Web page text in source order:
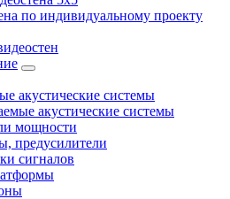
по индивидуальному проекту
акустические системы
акустические системы
мощности
предусилители
сигналов